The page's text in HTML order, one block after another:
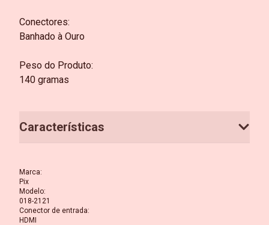
Conectores:
Banhado à Ouro
Peso do Produto:
140 gramas
Características
Marca:
Pix
Modelo:
018-2121
Conector de entrada:
HDMI